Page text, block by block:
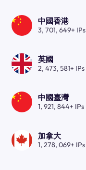
中國香港
3, 701, 649+ IPs
英國
2, 473, 581+ IPs
中國臺灣
1, 921, 844+ IPs
加拿大
1, 278, 069+ IPs